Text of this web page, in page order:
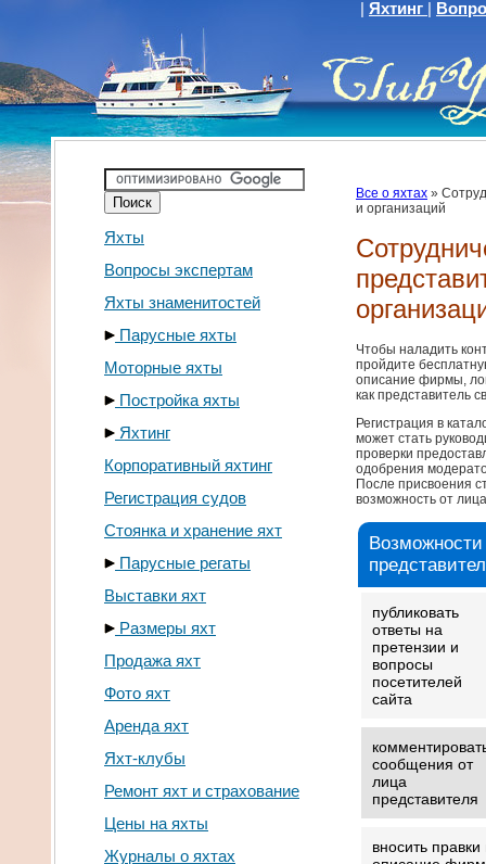
Яхтинг
Яхты
Вопросы экспертам
Яхты знаменитостей
Парусные яхты
Моторные яхты
Постройка яхты
Яхтинг
Корпоративный яхтинг
Регистрация судов
Стоянка и хранение яхт
Парусные регаты
Выставки яхт
Размеры яхт
Продажа яхт
Фото яхт
Аренда яхт
Яхт-клубы
Ремонт яхт и страхование
Цены на яхты
Журналы о яхтах
Все о яхтах »
и организаций
Чтобы наладить
пройдите
описание фирмы,
как представитель
Регистрация в
может стать
проверки
одобрения
После присвоения
возможность от
Возможности
публиковать
ответы на
претензии и
вопросы
посетителей
сайта
сообщения от
лица
представителя
вносить правки